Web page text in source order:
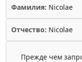
Фамилия: Nicolae
Отчество: Nicolae
Прежде чем